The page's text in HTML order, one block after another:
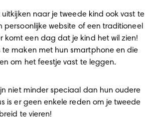
naar je tweede kind ook vast te
persoonlijke website of een traditioneel
komt een dag dat je kind het wil zien!
maken met hun smartphone en die
om het feestje vast te leggen.
is er geen enkele reden om je tweede
te vieren!